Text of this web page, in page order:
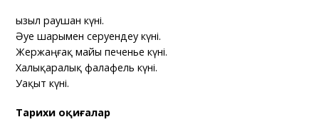
Қызыл раушан күні.
Әуе шарымен серуендеу күні.
Жержаңғақ майы печенье күні.
Халықаралық фалафель күні.
Уақыт күні.
Тарихи оқиғалар